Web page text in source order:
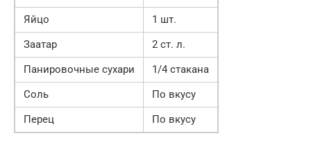
Яйцо
1 шт.
Заатар
2 ст. л.
Панировочные сухари
1/4 стакана
Соль
По вкусу
Перец
По вкусу